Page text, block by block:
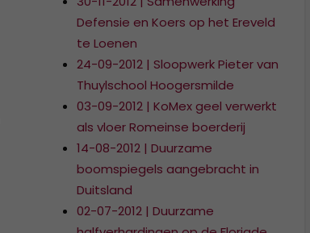
Defensie en Koers op het Ereveld
te Loenen
24-09-2012 | Sloopwerk Pieter van
Thuylschool Hoogersmilde
03-09-2012 | KoMex geel verwerkt
als vloer Romeinse boerderij
14-08-2012 | Duurzame
boomspiegels aangebracht in
Duitsland
02-07-2012 | Duurzame